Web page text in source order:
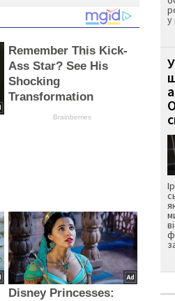
Remember This Kick-
Ass Star? See His
Shocking
Transformation
Brainberries
Disney Princesses:
у